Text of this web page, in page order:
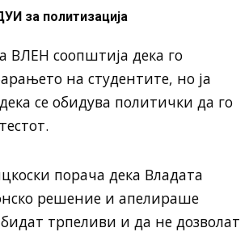
за политизација
ВЛЕН соопштија дека го
на студентите, но ја
дека се обидува политички да го
порача дека Владата
решение и апелираше
трпеливи и да не дозволат